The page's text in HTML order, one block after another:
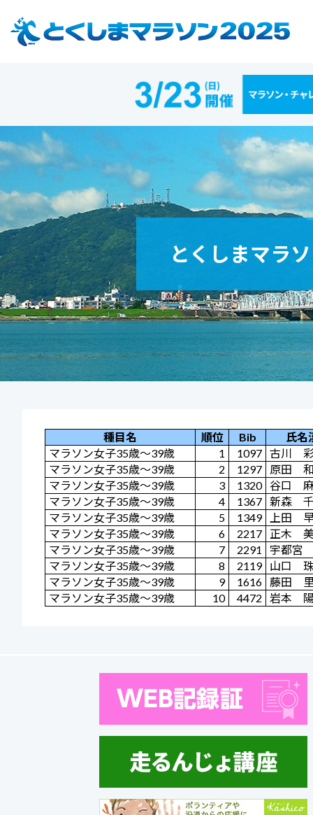
とくしまマラ
種目名 順位 Bib
氏名
マラソン女子35歳～39歳
1 1097 古川
マラソン女子35歳～39歳
2 1297
原田
マラソン女子35歳～39歳
3 1320
谷口
マラソン女子35歳～39歳
4 1367 新森
マラソン女子35歳～39歳
5 1349
上田
マラソン女子35歳～39歳
6 2217
正木
マラソン女子35歳～39歳
7 2291
宇都宮
マラソン女子35歳～39歳
8 2119
山口
マラソン女子35歳～39歳
9 1616 藤田
マラソン女子35歳～39歳
10 4472 岩本